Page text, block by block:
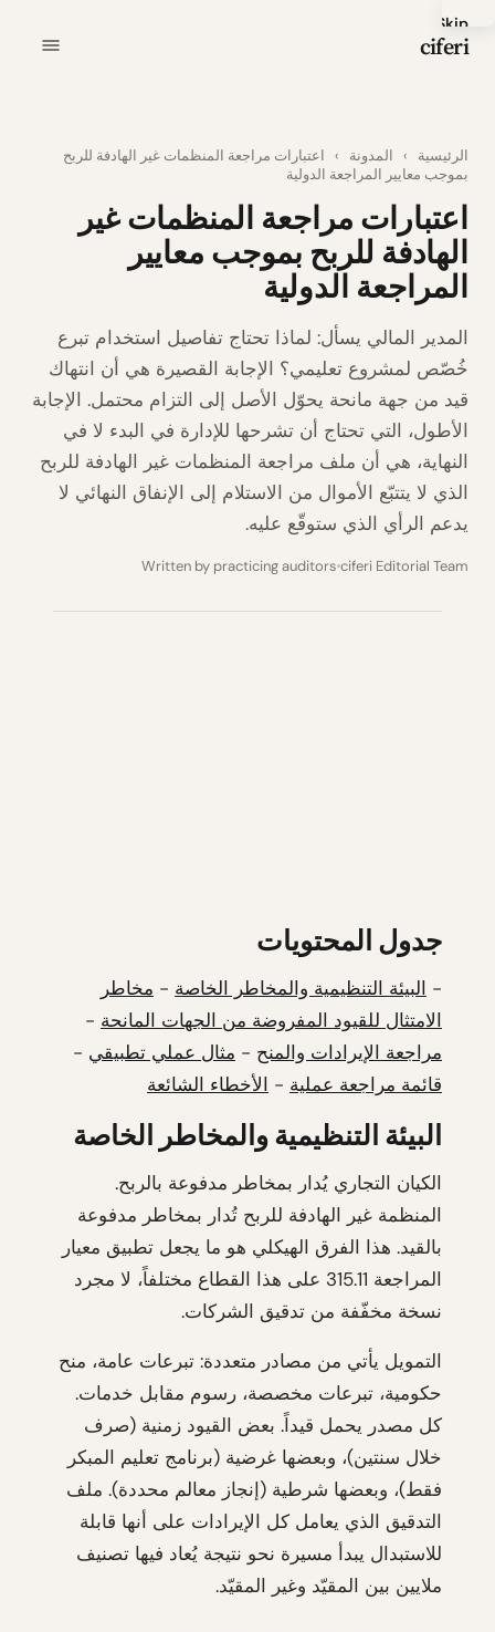
Skip
to
ciferi
الرئيسية › المدونة › اعتبارات مراجعة المنظمات غير الهادفة للربح
بموجب معايير المراجعة الدولية
اعتبارات مراجعة المنظمات غير
الهادفة للربح بموجب معايير
المراجعة الدولية
المدير المالي يسأل: لماذا تحتاج تفاصيل استخدام تبرع
خُصّص لمشروع تعليمي؟ الإجابة القصيرة هي أن انتهاك
قيد من جهة مانحة يحوّل الأصل إلى التزام محتمل. الإجابة
الأطول، التي تحتاج أن تشرحها للإدارة في البدء لا في
النهاية، هي أن ملف مراجعة المنظمات غير الهادفة للربح
الذي لا يتتبّع الأموال من الاستلام إلى الإنفاق النهائي لا
يدعم الرأي الذي ستوقّع عليه.
ciferi Editorial Team
Written by practicing auditors
جدول المحتويات
- البيئة التنظيمية والمخاطر الخاصة - مخاطر
الامتثال للقيود المفروضة من الجهات المانحة -
مراجعة الإيرادات والمنح - مثال عملي تطبيقي -
قائمة مراجعة عملية - الأخطاء الشائعة
البيئة التنظيمية والمخاطر الخاصة
الكيان التجاري يُدار بمخاطر مدفوعة بالربح.
المنظمة غير الهادفة للربح تُدار بمخاطر مدفوعة
بالقيد. هذا الفرق الهيكلي هو ما يجعل تطبيق معيار
المراجعة 315.11 على هذا القطاع مختلفاً، لا مجرد
نسخة مخفّفة من تدقيق الشركات.
التمويل يأتي من مصادر متعددة: تبرعات عامة، منح
حكومية، تبرعات مخصصة، رسوم مقابل خدمات.
كل مصدر يحمل قيداً. بعض القيود زمنية (صرف
خلال سنتين)، وبعضها غرضية (برنامج تعليم المبكر
فقط)، وبعضها شرطية (إنجاز معالم محددة). ملف
التدقيق الذي يعامل كل الإيرادات على أنها قابلة
للاستبدال يبدأ مسيرة نحو نتيجة يُعاد فيها تصنيف
ملايين بين المقيّد وغير المقيّد.